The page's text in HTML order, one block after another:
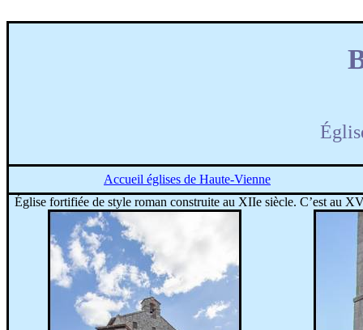
Accueil églises de Haute-Vienne
Église fortifiée de style roman construite au XIIe siècle. C’est au